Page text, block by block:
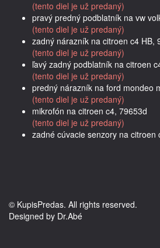
(tento diel je už predaný)
pravý predný podblatník na vw
(tento diel je už predaný)
zadný nárazník na citroen c4 HB,
(tento diel je už predaný)
ľavý zadný podblatník na citroen
(tento diel je už predaný)
predný nárazník na ford mondeo
(tento diel je už predaný)
mikrofón na citroen c4, 79653d
(tento diel je už predaný)
zadné cúvacie senzory na citroen
© KupisPredas. All rights reserved.
Designed by Dr.Abé